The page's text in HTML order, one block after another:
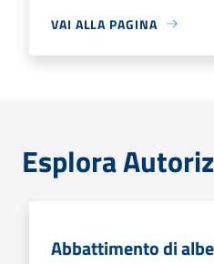
VAI ALLA PAGINA
Esplora
Abbattimento di